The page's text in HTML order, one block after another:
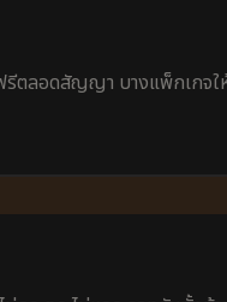
ตลอดสัญญา บางแพ็กเกจใ